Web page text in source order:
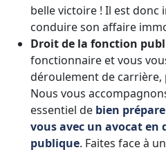
belle victoire ! Il est donc
conduire son affaire
Droit de la fonction
fonctionnaire et vous
déroulement de
Nous vous
essentiel de bien
vous avec un avocat
publique. Faites face à